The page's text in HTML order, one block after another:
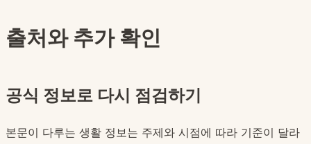
출처와 추가 확인
공식 정보로 다시 점검하기
본문이 다루는 생활 정보는 주제와 시점에 따라 기준이 달라